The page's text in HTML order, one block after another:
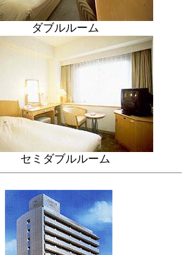
ダブルルーム
セミダブルルーム